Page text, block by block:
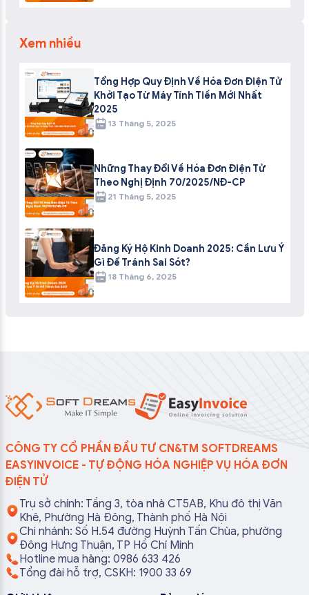
Xem nhiều
Tổng Hợp Quy Định Về Hóa Đơn Điện Tử
Khởi Tạo Từ Máy Tính Tiền Mới Nhất
2025
13 Tháng 5, 2025
Những Thay Đổi Về Hóa Đơn Điện Tử
Theo Nghị Định 70/2025/NĐ-CP
21 Tháng 5, 2025
Đăng Ký Hộ Kinh Doanh 2025: Cần Lưu Ý
Gì Để Tránh Sai Sót?
18 Tháng 6, 2025
CÔNG TY CỔ PHẦN ĐẦU TƯ CN&TM SOFTDREAMS
EASYINVOICE - TỰ ĐỘNG HÓA NGHIỆP VỤ HÓA ĐƠN
ĐIỆN TỬ
Trụ sở chính: Tầng 3, tòa nhà CT5AB, Khu đô thị Văn
Khê, Phường Hà Đông, Thành phố Hà Nội
Chi nhánh: Số H.54 đường Huỳnh Tấn Chùa, phường
Đông Hưng Thuận, TP Hồ Chí Minh
Hotline mua hàng: 0986 633 426
Tổng đài hỗ trợ, CSKH: 1900 33 69